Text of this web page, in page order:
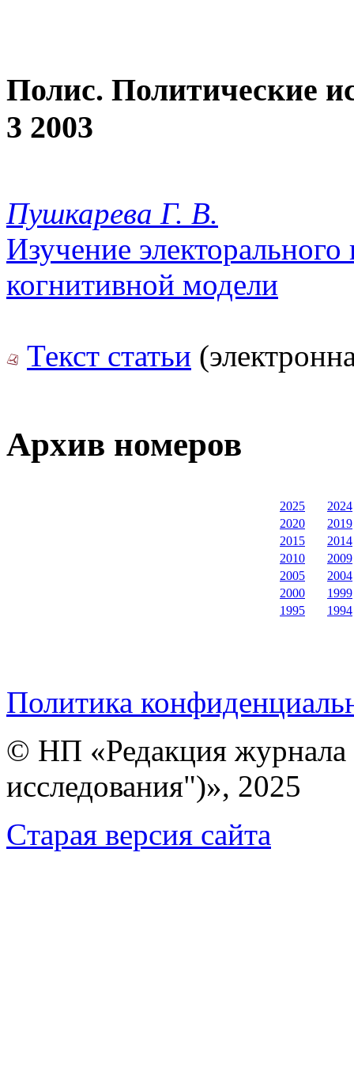
Полис. Политические
3 2003
Пушкарева Г. В.
Изучение
когнитивной модели
Текст статьи
Архив номеров
2025
2024
2020
2019
2015
2014
2010
2009
2005
2004
2000
1999
1995
1994
Политика
© НП «Редакция
исследования")», 2025
Cтарая версия сайта